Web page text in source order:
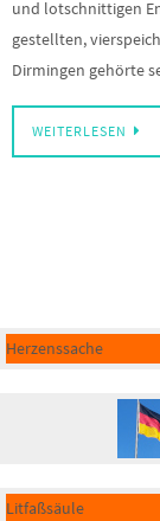
und lotschnittigen
gestellten,
Dirmingen gehörte
WEITERLESEN
Herzenssache
Litfaßsäule